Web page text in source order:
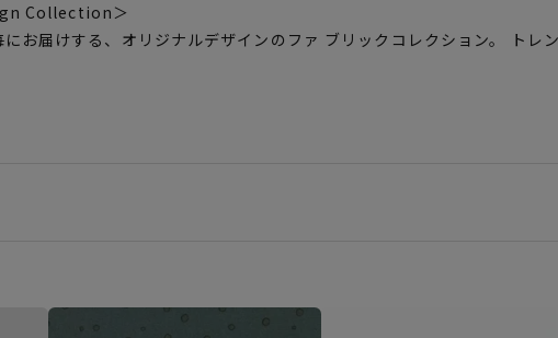
Collection＞
お届けする、オリジナルデザインのファ ブリックコレクション。 トレ